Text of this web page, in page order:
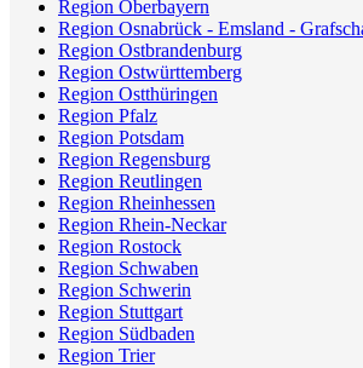
Region Oberbayern
Region Osnabrück - Emsland -
Region Ostbrandenburg
Region Ostwürttemberg
Region Ostthüringen
Region Pfalz
Region Potsdam
Region Regensburg
Region Reutlingen
Region Rheinhessen
Region Rhein-Neckar
Region Rostock
Region Schwaben
Region Schwerin
Region Stuttgart
Region Südbaden
Region Trier